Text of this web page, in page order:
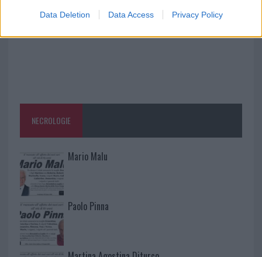
Data Deletion Data Access Privacy Policy
NECROLOGIE
Mario Malu
Paolo Pinna